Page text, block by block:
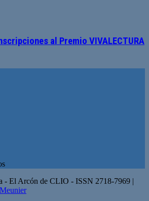
al Premio VIVALECTURA
- El Arcón de CLIO - ISSN 2718-7969 |